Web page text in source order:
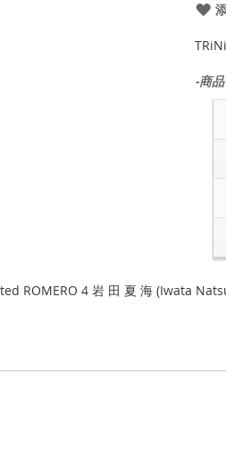
-商
ROMERO 4 岩 田 夏 海 (Iwata